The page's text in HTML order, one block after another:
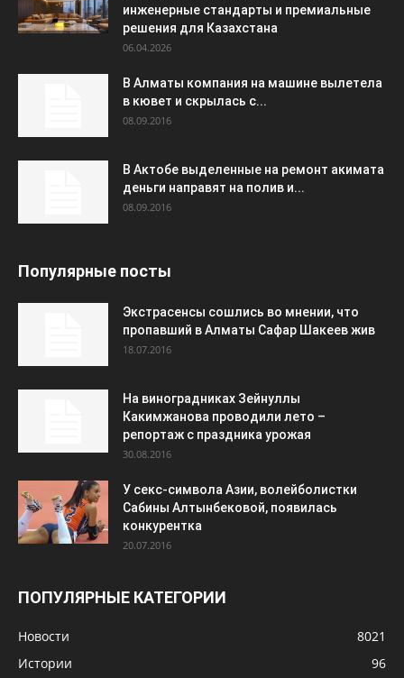
инженерные стандарты и премиальные
решения для Казахстана
06.04.2026
В Алматы компания на машине вылетела
в кювет и скрылась с...
08.09.2016
В Актобе выделенные на ремонт акимата
деньги направят на полив и...
08.09.2016
Популярные посты
Экстрасенсы сошлись во мнении, что
пропавший в Алматы Сафар Шакеев жив
18.07.2016
На виноградниках Зейнуллы
Какимжанова проводили лето –
репортаж с праздника урожая
30.08.2016
У секс-символа Азии, волейболистки
Сабины Алтынбековой, появилась
конкурентка
20.07.2016
ПОПУЛЯРНЫЕ КАТЕГОРИИ
Новости
8021
Истории
96